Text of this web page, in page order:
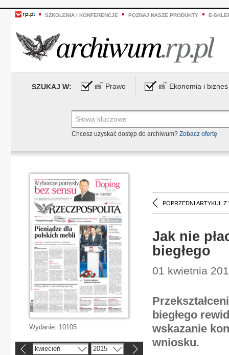
SZKOLENIA I KONFERENCJE POZNAJ NASZE PRODUKTY E-
SZUKAJ W: Prawo Ekonomia i biznes
Chcesz uzyskać dostęp do archiwum? Zobacz ofertę
POPRZEDNI ARTYKUŁ Z
Jak nie
biegłego
01 kwietnia
biegłego
wskazanie
wniosku.
Wydanie: 10105
kwiecień 2015